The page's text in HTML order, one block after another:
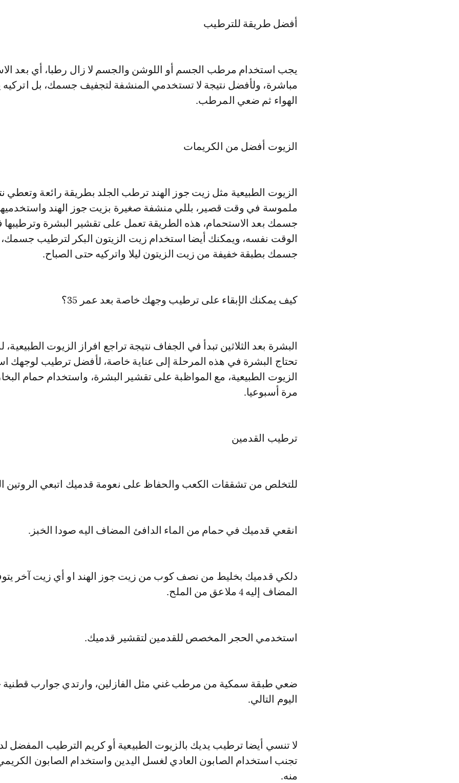
أفضل طريقة للترطيب
يجب استخدام مرطب الجسم أو اللوشن والجسم لا زال رطبا، أي بعد
مباشرة، ولأفضل نتيجة لا تستخدمي المنشفة لتجفيف جسمك، بل
الهواء ثم ضعي المرطب.
الزيوت أفضل من الكريمات
الزيوت الطبيعية مثل زيت جوز الهند ترطب الجلد بطريقة رائعة وتعطي
ملموسة في وقت قصير، بللي منشفة صغيرة بزيت جوز الهند
جسمك بعد الاستحمام، هذه الطريقة تعمل على تقشير البشرة
الوقت نفسه، ويمكنك أيضا استخدام زيت الزيتون البكر لترطيب
جسمك بطبقة خفيفة من زيت الزيتون ليلا واتركيه حتى الصباح.
كيف يمكنك الإبقاء على ترطيب وجهك خاصة بعد عمر 35؟
البشرة بعد الثلاثين تبدأ في الجفاف نتيجة تراجع افراز الزيوت الطبيعية،
تحتاج البشرة في هذه المرحلة إلى عناية خاصة، لأفضل ترطيب لوجهك
الزيوت الطبيعية، مع المواظبة على تقشير البشرة، واستخدام حمام
مرة أسبوعيا.
ترطيب القدمين
للتخلص من تشققات الكعب والحفاظ على نعومة قدميك اتبعي الروتين
انقعي قدميك في حمام من الماء الدافئ المضاف اليه صودا الخبز.
دلكي قدميك بخليط من نصف كوب من زيت جوز الهند او أي زيت آخر
المضاف إليه 4 ملاعق من الملح.
استخدمي الحجر المخصص للقدمين لتقشير قدميك.
ضعي طبقة سمكية من مرطب غني مثل الفازلين، وارتدي جوارب قطنية
اليوم التالي.
لا تنسي أيضا ترطيب يديك بالزيوت الطبيعية أو كريم الترطيب المفضل
تجنب استخدام الصابون العادي لغسل اليدين واستخدام الصابون
منه.